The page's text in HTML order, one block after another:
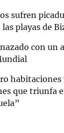
sufren
playas de
con un
habitaciones
que triunfa